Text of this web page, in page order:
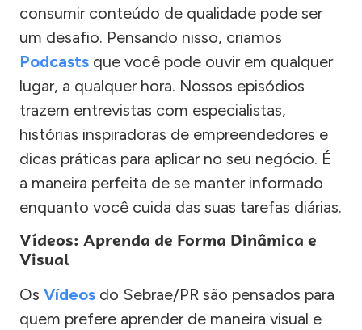
consumir conteúdo de qualidade pode ser
um desafio. Pensando nisso, criamos
Podcasts que você pode ouvir em qualquer
lugar, a qualquer hora. Nossos episódios
trazem entrevistas com especialistas,
histórias inspiradoras de empreendedores e
dicas práticas para aplicar no seu negócio. É
a maneira perfeita de se manter informado
enquanto você cuida das suas tarefas diárias.
Vídeos: Aprenda de Forma Dinâmica e
Visual
Os Vídeos do Sebrae/PR são pensados para
quem prefere aprender de maneira visual e